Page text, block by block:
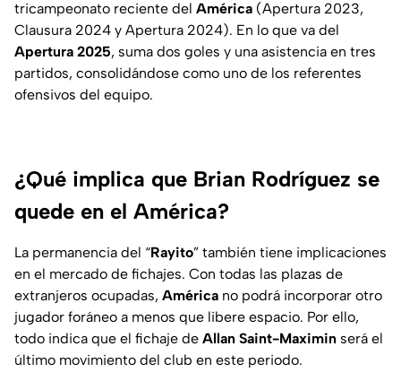
tricampeonato reciente del América (Apertura 2023,
Clausura 2024 y Apertura 2024). En lo que va del
Apertura 2025, suma dos goles y una asistencia en tres
partidos, consolidándose como uno de los referentes
ofensivos del equipo.
¿Qué implica que Brian Rodríguez se
quede en el América?
La permanencia del “Rayito” también tiene implicaciones
en el mercado de fichajes. Con todas las plazas de
extranjeros ocupadas, América no podrá incorporar otro
jugador foráneo a menos que libere espacio. Por ello,
todo indica que el fichaje de Allan Saint-Maximin será el
último movimiento del club en este periodo.